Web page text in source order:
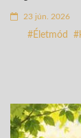
23 jún. 2026
Életmód